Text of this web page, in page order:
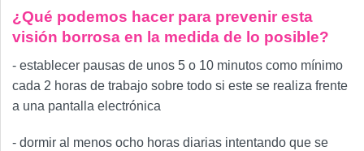
¿Qué podemos hacer para prevenir esta
visión borrosa en la medida de lo posible?
- establecer pausas de unos 5 o 10 minutos como mínimo
cada 2 horas de trabajo sobre todo si este se realiza frente
a una pantalla electrónica
- dormir al menos ocho horas diarias intentando que se